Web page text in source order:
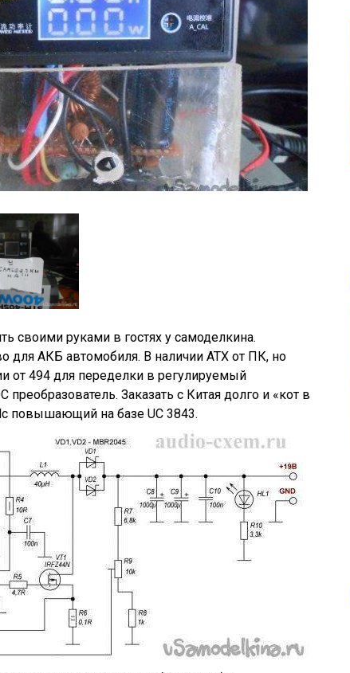
своими руками в гостях у самоделкина.
для АКБ автомобиля. В наличии АТХ от ПК, но
от 494 для переделки в регулируемый
Заказать с Китая долго и «кот в
повышающий на базе UC 3843.